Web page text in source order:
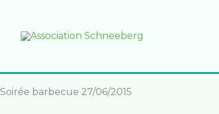
contenu
Soirée barbecue 27/06/2015